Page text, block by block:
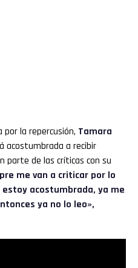
la repercusión, Tamara
acostumbrada a recibir
parte de las críticas con su
me van a criticar por lo
acostumbrada, ya me
ya no lo leo»,